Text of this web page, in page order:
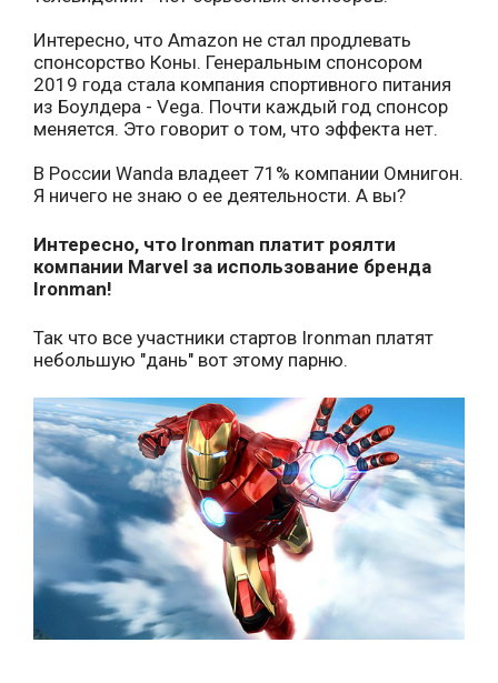
Интересно, что Amazon не стал продлевать
спонсорство Коны. Генеральным спонсором
2019 года стала компания спортивного питания
из Боулдера - Vega. Почти каждый год спонсор
меняется. Это говорит о том, что эффекта нет.
В России Wanda владеет 71% компании Омнигон.
Я ничего не знаю о ее деятельности. А вы?
Интересно, что Ironman платит роялти
компании Marvel за использование бренда
Ironman!
Так что все участники стартов Ironman платят
небольшую "дань" вот этому парню.